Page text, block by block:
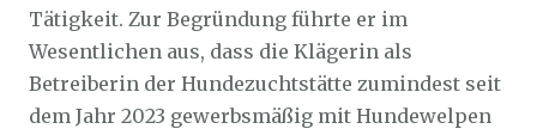
Tätigkeit. Zur Begründung führte er im
Wesentlichen aus, dass die Klägerin als
Betreiberin der Hundezuchtstätte zumindest seit
dem Jahr 2023 gewerbsmäßig mit Hundewelpen